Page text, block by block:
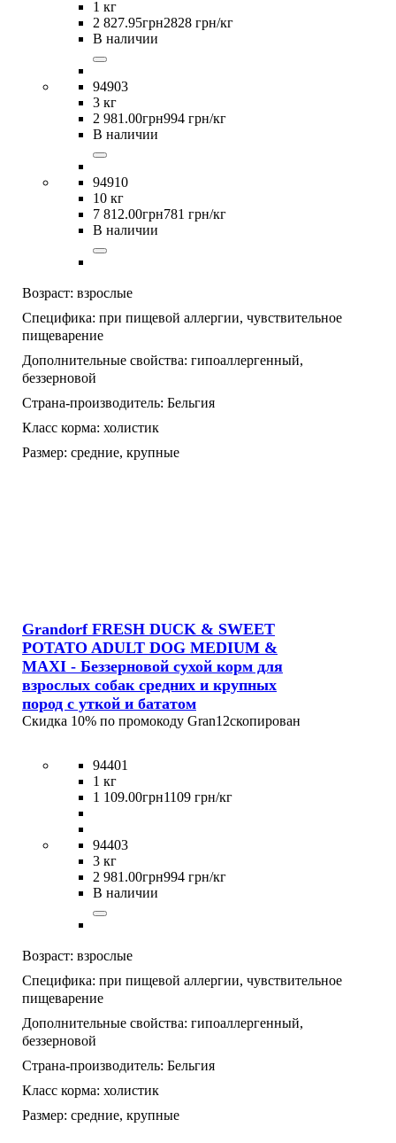
1 кг
2 827.95грн2828 грн/кг
В наличии
94903
3 кг
2 981 .00грн994 грн/кг
В наличии
94910
10 кг
7 812.00грн781 грн/кг
В наличии
Возраст: взрослые
Специфика: при пищевой аллергии, чувствительное
пищеварение
Дополнительные свойства: гипоаллергенный,
беззерновой
Страна-производитель: Бельгия
Класс корма: холистик
Размер: средние, крупные
Grandorf FRESH DUCK & SWEET
POTATO ADULT DOG MEDIUM &
MAXI - Беззерновой сухой корм для
взрослых собак средних и крупных
пород с уткой и бататом
Скидка 10% по промокоду Gran12скопирован
94401
1 кг
1 109.00грн1109 грн/кг
94403
3 кг
2 981 .00грн994 грн/кг
В наличии
Возраст: взрослые
Специфика: при пищевой аллергии, чувствительное
пищеварение
Дополнительные свойства: гипоаллергенный,
беззерновой
Страна-производитель: Бельгия
Класс корма: холистик
Размер: средние, крупные